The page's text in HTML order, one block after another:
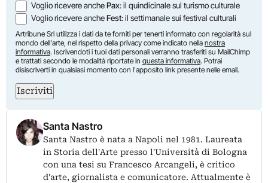
Voglio ricevere anchePax: il quindicinale sul turismo culturale
Voglio ricevere ancheFest: il settimanale sui festival culturali
Artribune Srl utilizza i dati da te forniti per tenerti informato con regolarità sul
mondo dell'arte, nel rispetto della privacy come indicato nella nostra
informativa. Iscrivendoti i tuoi dati personali verranno trasferiti su MailChimp
e trattati secondo le modalità riportate in questa informativa. Potrai
disiscriverti in qualsiasi momento con l'apposito link presente nelle email.
Iscriviti
Santa Nastro
Santa Nastro è nata a Napoli nel 1981. Laureata
in Storia dell'Arte presso l'Università di Bologna
con una tesi su Francesco Arcangeli, è critico
d'arte, giornalista e comunicatore. Attualmente è